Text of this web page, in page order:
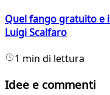
Quel fango gratuito e
Luigi Scalfaro
1 min di lettura
Idee e commenti